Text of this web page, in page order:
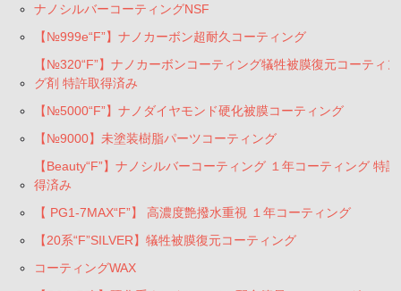
【CNTシャンプー】カーボンナノチューブ配合帯電防止
シャンプー
PH8.7弱アルカリ性シャンプー【泡吸着ダブル洗浄モデ
ル】
PH2.8酸性シャンプー【泡吸着ダブル洗浄モデル】
ナノシルバーコーティングNSF
【№999e“F”】ナノカーボン超耐久コーティング
【№320“F”】ナノカーボンコーティング犠牲被膜復元コーティン
グ剤 特許取得済み
【№5000“F”】ナノダイヤモンド硬化被膜コーティング
【№9000】未塗装樹脂パーツコーティング
【Beauty“F”】ナノシルバーコーティング １年コーティング 特
得済み
【 PG1-7MAX“F”】 高濃度艶撥水重視 １年コーティング
【20系“F”SILVER】犠牲被膜復元コーティング
コーティングWAX